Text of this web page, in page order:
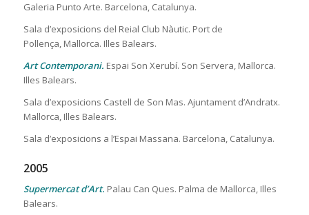
Galeria Punto Arte. Barcelona, Catalunya.
Sala d’exposicions del Reial Club Nàutic. Port de
Pollença, Mallorca. Illes Balears.
Art Contemporani. Espai Son Xerubí. Son Servera, Mallorca.
Illes Balears.
Sala d’exposicions Castell de Son Mas. Ajuntament d’Andratx.
Mallorca, Illes Balears.
Sala d’exposicions a l’Espai Massana. Barcelona, Catalunya.
2005
Supermercat d’Art. Palau Can Ques. Palma de Mallorca, Illes
Balears.